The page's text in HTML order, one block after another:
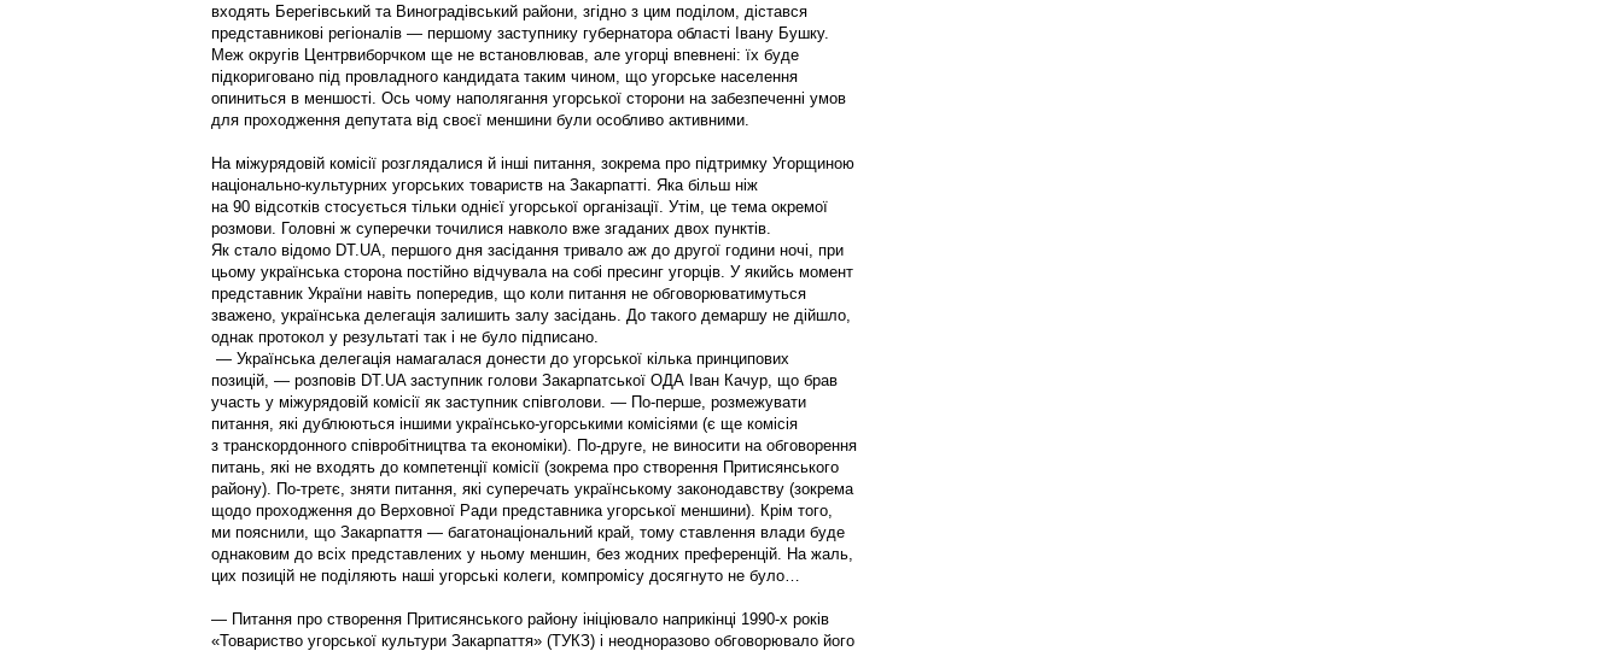
входять Берегівський та Виноградівський райони, згідно з цим поділом, дістався
представникові регіоналів — першому заступнику губернатора області Івану Бушку.
Меж округів Центрвиборчком ще не встановлював, але угорці впевнені: їх буде
підкориговано під провладного кандидата таким чином, що угорське населення
опиниться в меншості. Ось чому наполягання угорської сторони на забезпеченні умов
для проходження депутата від своєї меншини були особливо активними.
На міжурядовій комісії розглядалися й інші питання, зокрема про підтримку Угорщиною
національно-культурних угорських товариств на Закарпатті. Яка більш ніж
на 90 відсотків стосується тільки однієї угорської організації. Утім, це тема окремої
розмови. Головні ж суперечки точилися навколо вже згаданих двох пунктів.
Як стало відомо DT.UA, першого дня засідання тривало аж до другої години ночі, при
цьому українська сторона постійно відчувала на собі пресинг угорців. У якийсь момент
представник України навіть попередив, що коли питання не обговорюватимуться
зважено, українська делегація залишить залу засідань. До такого демаршу не дійшло,
однак протокол у результаті так і не було підписано.
— Українська делегація намагалася донести до угорської кілька принципових
позицій, — розповів DT.UA заступник голови Закарпатської ОДА Іван Качур, що брав
участь у міжурядовій комісії як заступник співголови. — По-перше, розмежувати
питання, які дублюються іншими українсько-угорськими комісіями (є ще комісія
з транскордонного співробітництва та економіки). По-друге, не виносити на обговорення
питань, які не входять до компетенції комісії (зокрема про створення Притисянського
району). По-третє, зняти питання, які суперечать українському законодавству (зокрема
щодо проходження до Верховної Ради представника угорської меншини). Крім того,
ми пояснили, що Закарпаття — багатонаціональний край, тому ставлення влади буде
однаковим до всіх представлених у ньому меншин, без жодних преференцій. На жаль,
цих позицій не поділяють наші угорсь­кі колеги, компромісу досягнуто не було…
— Питання про створення Притисянського району ініціювало наприкінці 1990-х років
«То­вариство угорської культури За­карпаття» (ТУКЗ) і неодноразово обговорювало його